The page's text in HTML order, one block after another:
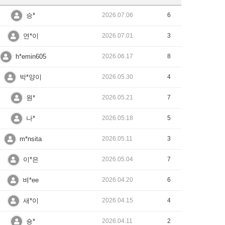
승* 2026.07.06 6
연*이 2026.07.01 3
h*emin605 2026.06.17 8
박*양이 2026.05.30 4
원* 2026.05.21 7
나* 2026.05.18 5
m*nsita 2026.05.11 3
이*은 2026.05.04 7
벼*ee 2026.04.20 6
새*이 2026.04.15 4
숑* 2026.04.11 2